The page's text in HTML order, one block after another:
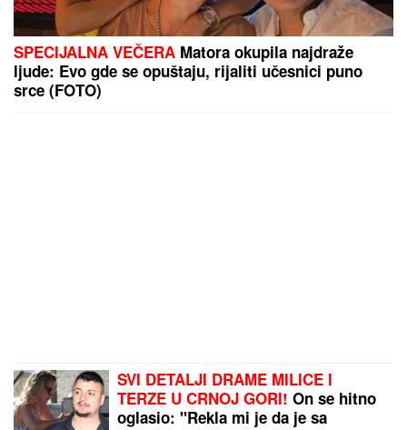
SPECIJALNA VEČERA Matora okupila najdraže
ljude: Evo gde se opuštaju, rijaliti učesnici puno
srce (FOTO)
SVI DETALJI DRAME MILICE I
TERZE U CRNOJ GORI! On se hitno
oglasio: "Rekla mi je da je sa